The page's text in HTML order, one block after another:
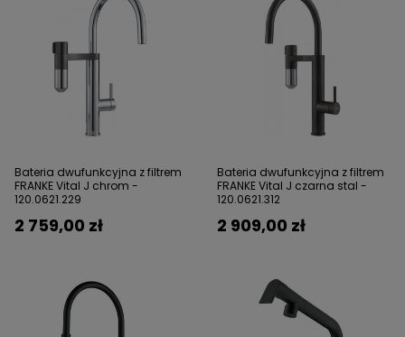
Bateria dwufunkcyjna z filtrem
FRANKE Vital J chrom -
120.0621.229
2 759,00 zł
Bateria dwufunkcyjna z filtrem
FRANKE Vital J czarna stal -
120.0621.312
2 909,00 zł